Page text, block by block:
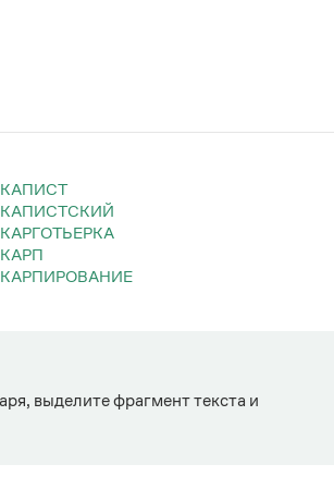
выделите фрагмент текста и